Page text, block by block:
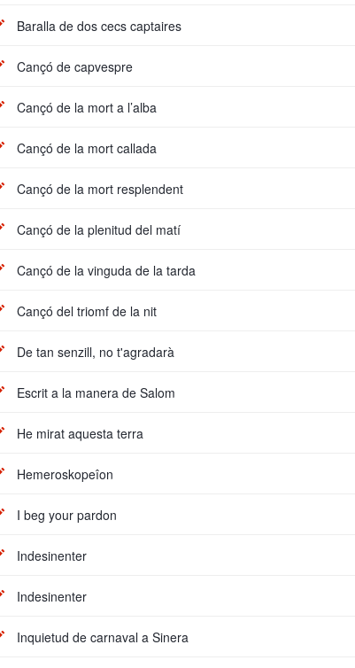
Baralla de dos cecs captaires
Cançó de capvespre
Cançó de la mort a l’alba
Cançó de la mort callada
Cançó de la mort resplendent
Cançó de la plenitud del matí
Cançó de la vinguda de la tarda
Cançó del triomf de la nit
De tan senzill, no t'agradarà
Escrit a la manera de Salom
He mirat aquesta terra
Hemeroskopeîon
I beg your pardon
Indesinenter
Indesinenter
Inquietud de carnaval a Sinera